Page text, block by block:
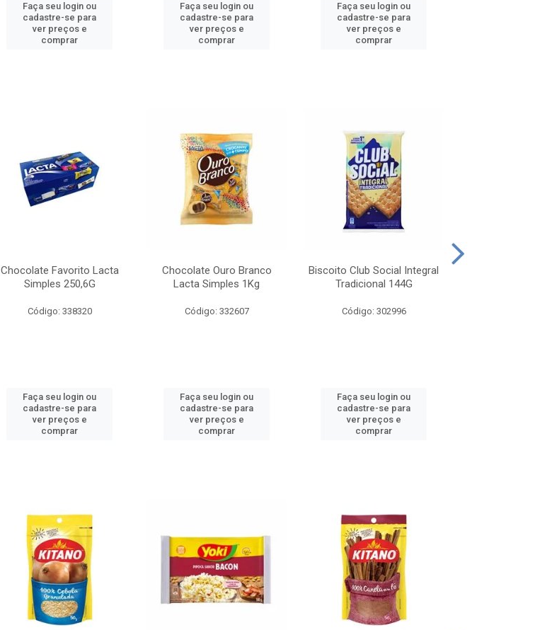
Faça seu login ou
cadastre-se para
ver preços e
comprar
Faça seu login ou
cadastre-se para
ver preços e
comprar
Faça seu login ou
cadastre-se para
ver preços e
comprar
Chocolate Favorito Lacta
Simples 250,6G
Código: 338320
Faça seu login ou
cadastre-se para
ver preços e
comprar
Chocolate Ouro Branco
Lacta Simples 1Kg
Código: 332607
Faça seu login ou
cadastre-se para
ver preços e
comprar
Biscoito Club Social Integral
Tradicional 144G
Código: 302996
Faça seu login ou
cadastre-se para
ver preços e
comprar